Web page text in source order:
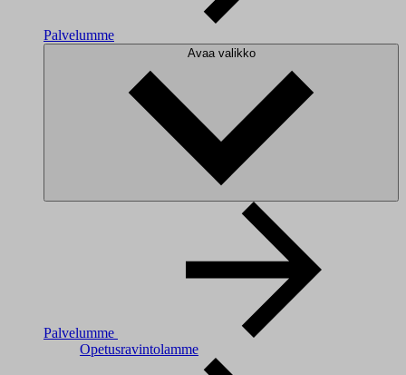
Palvelumme
Avaa valikko
Palvelumme
Opetusravintolamme